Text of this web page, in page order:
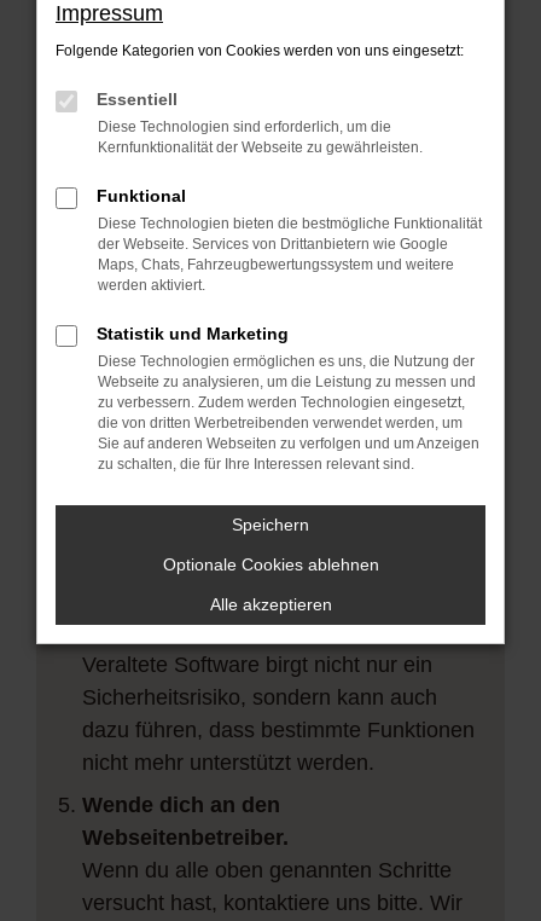
Hier sind ein paar Tipps, die dir helfen
können:
Überprüfe deine Firewall und deine
Internetverbindung.
deine Suchmaschine?
Prüfe deine Browsererweiterungen.
Manche Erweiterungen, wie
bestimmter Seiten verhindern.
Funktioniert die Seite in einem anderen
Browser oder in einem privaten Fenster?
Starte dein Gerät neu.
vorübergehende Probleme zu beheben.
Stelle sicher, dass dein Browser und
dein Betriebssystem auf dem neuesten
Stand sind.
Veraltete Software birgt nicht nur ein
Sicherheitsrisiko, sondern kann auch
dazu führen, dass bestimmte Funktionen
nicht mehr unterstützt werden.
Wende dich an den
Webseitenbetreiber.
Wenn du alle oben genannten Schritte
versucht hast, kontaktiere uns bitte. Wir
Impressum
Folgende Kategorien von Cookies werden von uns eingesetzt:
Essentiell
Diese Technologien sind erforderlich, um die
Kernfunktionalität der Webseite zu gewährleisten.
Funktional
Diese Technologien bieten die bestmögliche Funktionalität
der Webseite. Services von Drittanbietern wie Google
Maps, Chats, Fahrzeugbewertungssystem und weitere
werden aktiviert.
Statistik und Marketing
Diese Technologien ermöglichen es uns, die Nutzung der
Webseite zu analysieren, um die Leistung zu messen und
zu verbessern. Zudem werden Technologien eingesetzt,
die von dritten Werbetreibenden verwendet werden, um
Sie auf anderen Webseiten zu verfolgen und um Anzeigen
zu schalten, die für Ihre Interessen relevant sind.
Speichern
Optionale Cookies ablehnen
Alle akzeptieren